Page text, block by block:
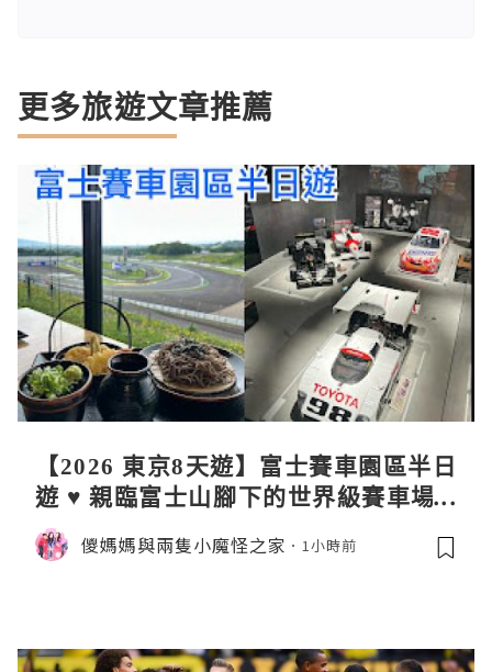
更多旅遊文章推薦
【2026 東京8天遊】富士賽車園區半日
遊 ♥ 親臨富士山腳下的世界級賽車場 F
uji SpeedWay。參觀富士賽車博物
館。到觀景餐廳邊觀賞賽車邊嘆午餐
儍媽媽與兩隻小魔怪之家 1小時前